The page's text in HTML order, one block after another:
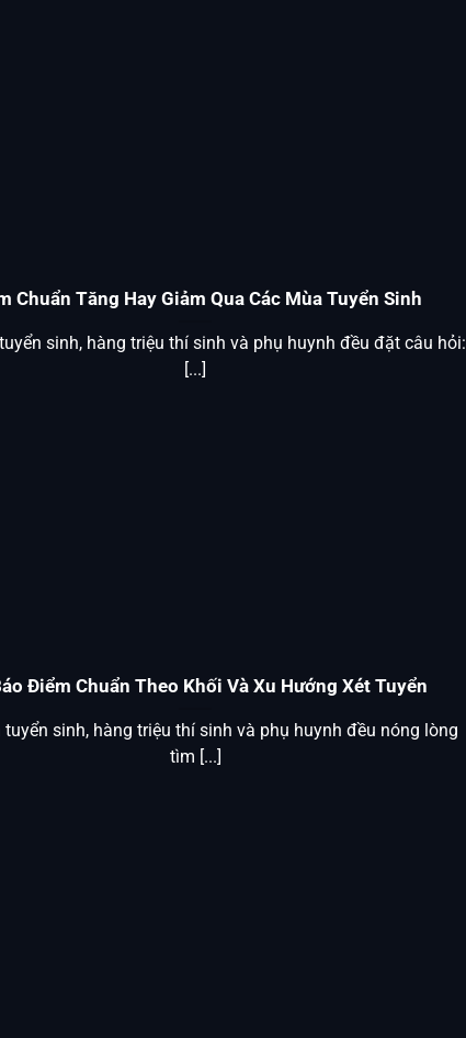
Chuẩn Tăng Hay Giảm Qua Các Mùa Tuyển Sinh
sinh, hàng triệu thí sinh và phụ huynh đều đặt câu hỏi:
[...]
Điểm Chuẩn Theo Khối Và Xu Hướng Xét Tuyển
tuyển sinh, hàng triệu thí sinh và phụ huynh đều nóng lòng
tìm [...]